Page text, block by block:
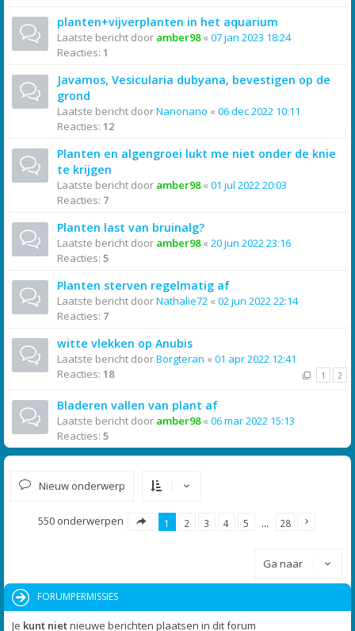
planten+vijverplanten in het aquarium
Laatste bericht door amber98« 07 jan 2023 18:24
Reacties: 1
Javamos, Vesicularia dubyana, bevestigen op de
grond
Laatste bericht doorNanonano « 06 dec 2022 10:11
Reacties: 12
Planten en algengroei lukt me niet onder de knie
te krijgen
Laatste bericht door amber98« 01 jul 2022 20:03
Reacties: 7
Planten last van bruinalg?
Laatste bericht door amber98« 20 jun 2022 23:16
Reacties: 5
Planten sterven regelmatig af
Laatste bericht doorNathalie72 « 02 jun 2022 22:14
Reacties: 7
witte vlekken op Anubis
Laatste bericht doorBorgteran « 01 apr 2022 12:41
Reacties: 18 1 2
Bladeren vallen van plant af
Laatste bericht door amber98« 06 mar 2022 15:13
Reacties: 5
Nieuw onderwerp
550 onderwerpen 1 2 3 4 5 … 28
Ga naar
FORUMPERMISSIES
Je kunt nietnieuwe berichten plaatsen in dit forum